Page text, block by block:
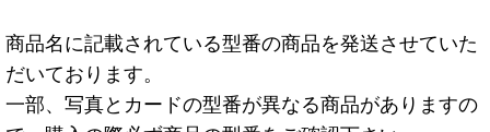
商品名に記載されている型番の商品を発送させていた
だいております。
一部、写真とカードの型番が異なる商品がありますの